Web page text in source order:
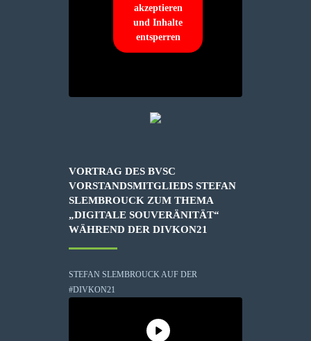
akzeptieren
und Inhalte
entsperren
VORTRAG DES BVSC
VORSTANDSMITGLIEDS STEFAN
SLEMBROUCK ZUM THEMA
„DIGITALE SOUVERÄNITÄT“
WÄHREND DER DIVKON21
STEFAN SLEMBROUCK AUF DER
#DIVKON21